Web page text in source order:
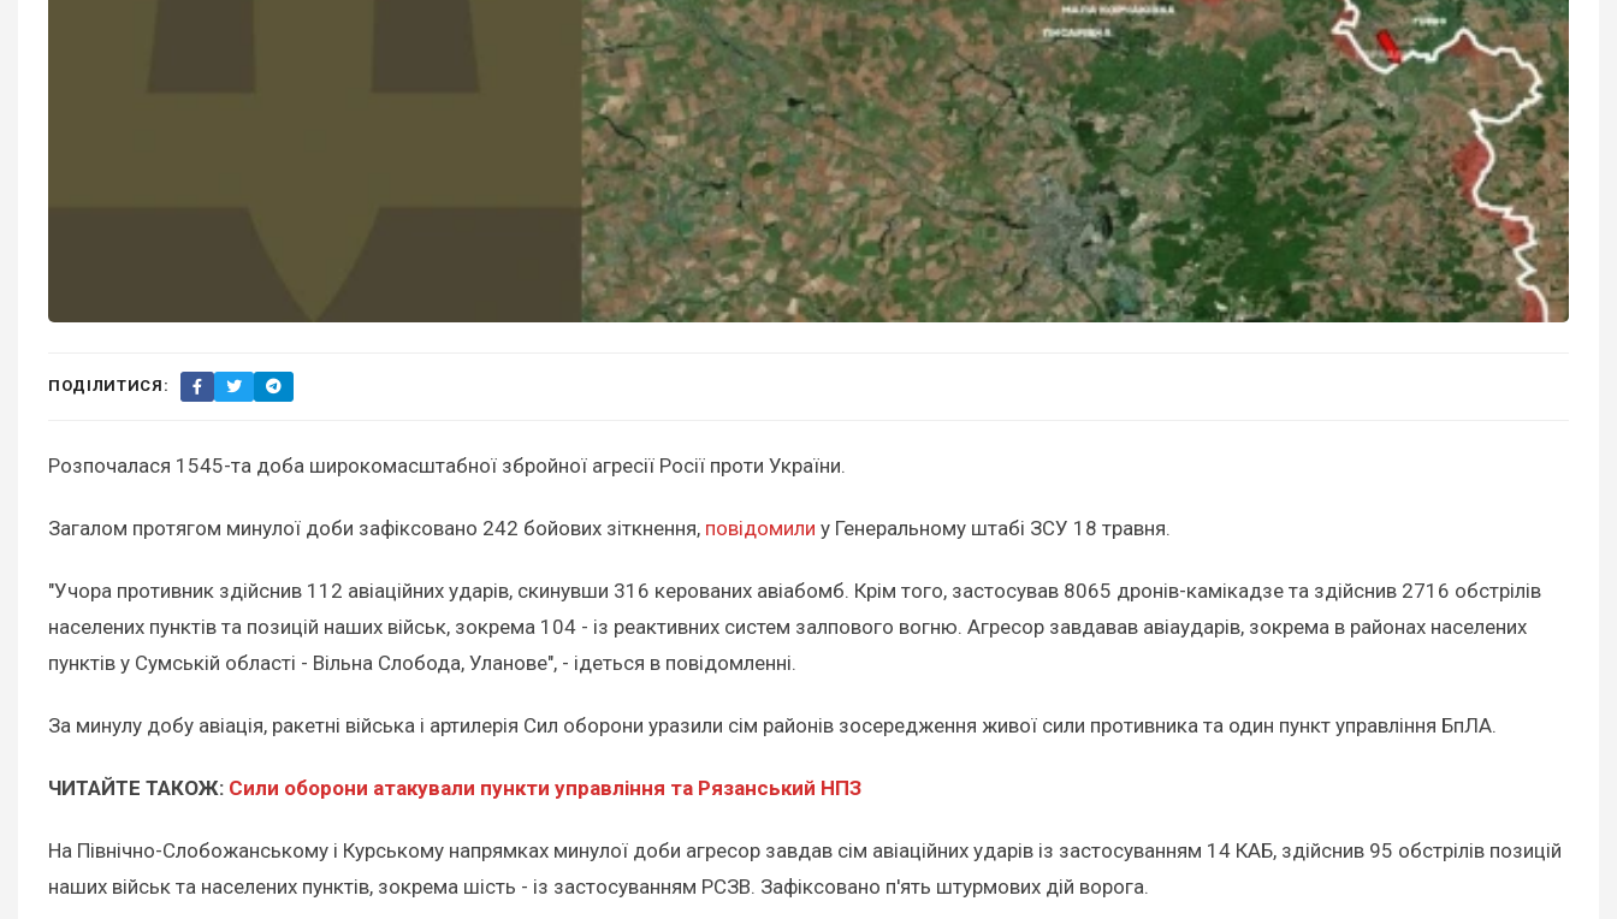
ПОДІЛИТИСЯ:
Розпочалася 1545-та доба широкомасштабної збройної агресії Росії проти України.
Загалом протягом минулої доби зафіксовано 242 бойових зіткнення, повідомили у Генеральному штабі ЗСУ 18 травня.
"Учора противник здійснив 112 авіаційних ударів, скинувши 316 керованих авіабомб. Крім того, застосував 8065 дронів-камікадзе та здійснив 2716 обстрілів
населених пунктів та позицій наших військ, зокрема 104 - із реактивних систем залпового вогню. Агресор завдавав авіаударів, зокрема в районах населених
пунктів у Сумській області - Вільна Слобода, Уланове", - ідеться в повідомленні.
За минулу добу авіація, ракетні війська і артилерія Сил оборони уразили сім районів зосередження живої сили противника та один пункт управління БпЛА.
ЧИТАЙТЕ ТАКОЖ: Сили оборони атакували пункти управління та Рязанський НПЗ
На Північно-Слобожанському і Курському напрямках минулої доби агресор завдав сім авіаційних ударів із застосуванням 14 КАБ, здійснив 95 обстрілів позицій
наших військ та населених пунктів, зокрема шість - із застосуванням РСЗВ. Зафіксовано п'ять штурмових дій ворога.